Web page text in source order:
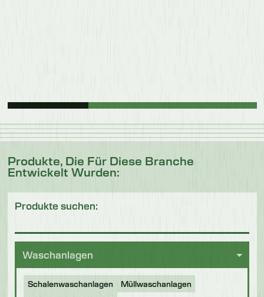
Produkte, Die Für Diese Branche
Entwickelt Wurden:
Produkte suchen:
Waschanlagen
Schalenwaschanlagen
Müllwaschanlagen